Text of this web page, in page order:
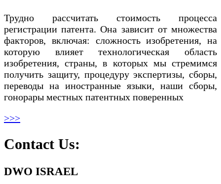
Трудно рассчитать стоимость процесса
регистрации патента. Она зависит от множества
факторов, включая: сложность изобретения, на
которую влияет технологическая область
изобретения, страны, в которых мы стремимся
получить защиту, процедуру экспертизы, сборы,
переводы на иностранные языки, наши сборы,
гонорары местных патентных поверенных
>>>
Contact Us:
DWO ISRAEL